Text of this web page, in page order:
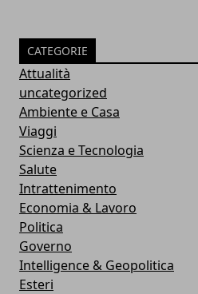
CATEGORIE
Attualità
uncategorized
Ambiente e Casa
Viaggi
Scienza e Tecnologia
Salute
Intrattenimento
Economia & Lavoro
Politica
Governo
Intelligence & Geopolitica
Esteri